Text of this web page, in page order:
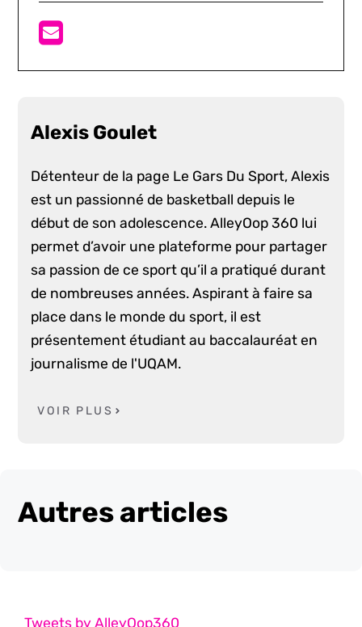
Alexis Goulet
Détenteur de la page Le Gars Du Sport, Alexis
est un passionné de basketball depuis le
début de son adolescence. AlleyOop 360 lui
permet d’avoir une plateforme pour partager
sa passion de ce sport qu’il a pratiqué durant
de nombreuses années. Aspirant à faire sa
place dans le monde du sport, il est
présentement étudiant au baccalauréat en
journalisme de l'UQAM.
VOIR PLUS
Autres articles
Tweets by AlleyOop360